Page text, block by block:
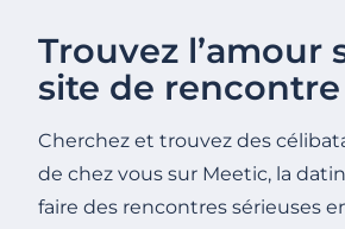
Trouvez l’amour
site de rencontre
Cherchez et trouvez des
de chez vous sur Meetic, la
faire des rencontres sérieuses